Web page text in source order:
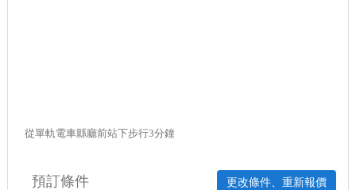
從單軌電車縣廳前站下步行3分鐘
更改條件、重新報價
預訂條件